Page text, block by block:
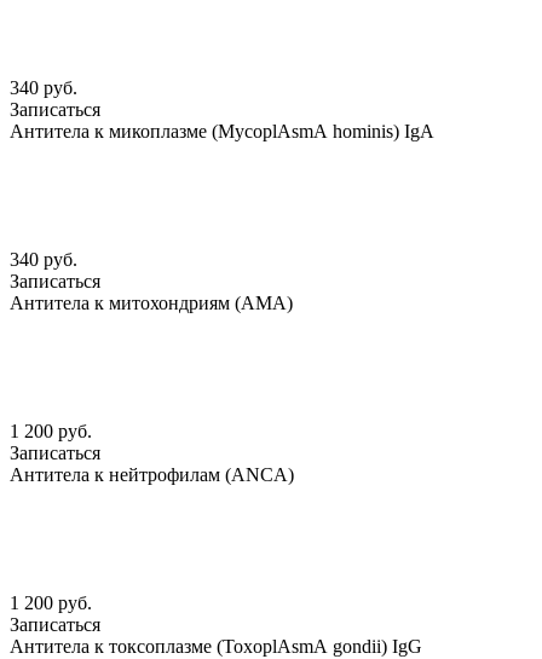
340 руб.
Записаться
Антитела к микоплазме (MycoplАsmА hominis) IgА
340 руб.
Записаться
Антитела к митохондриям (АМА)
1 200 руб.
Записаться
Антитела к нейтрофилам (АNCА)
1 200 руб.
Записаться
Антитела к токсоплазме (ToxoplАsmА gondii) IgG